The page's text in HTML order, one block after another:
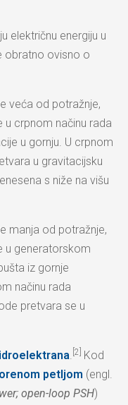
električnu energiju u
obratno ovisno o
veća od potražnje,
u crpnom načinu rada
u gornju. U crpnom
u gravitacijsku
s niže na višu
manja od potražnje,
u generatorskom
iz gornje
načinu rada
pretvara se u
. [2]
Kod
petljom (engl.
open-loop PSH)